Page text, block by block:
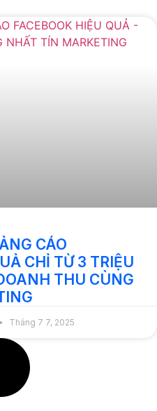
CÁO
CHỈ TỪ 3 TRIỆU
THU CÙNG
Tháng 7 7, 2025